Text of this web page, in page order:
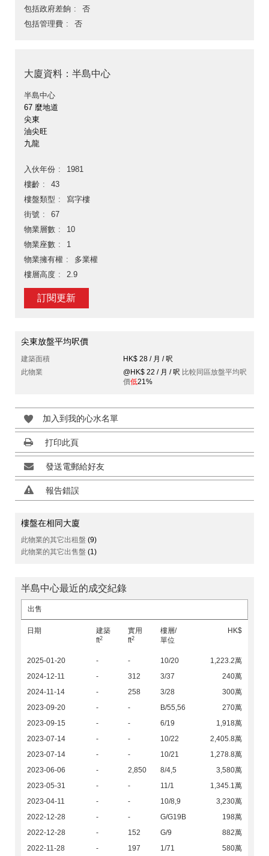
包括政府差餉
否
包括管理費
否
大廈資料：半島中心
半島中心
67 麼地道
尖東
油尖旺
九龍
入伙年份
1981
樓齡
43
樓盤類型
寫字樓
街號
67
物業層數
10
物業座數
1
物業擁有權
多業權
樓層高度
2.9
訂閱更新
尖東放盤平均呎價
建築面積
HK$ 28 / 月 / 呎
此物業
@HK$ 22 / 月 / 呎 比較同區放盤平均呎
價低21%
加入到我的心水名單
打印此頁
發送電郵給好友
報告錯誤
樓盤在相同大廈
此物業的其它出租盤 (9)
此物業的其它出售盤 (1)
半島中心最近的成交紀錄
出售
日期
建築
ft2
實用
ft2
樓層/
單位
HK$
2025-01-20 - - 10/20
1,223.2萬
2024-12-11
- 312 3/37
240萬
2024-11-14
- 258 3/28
300萬
2023-09-20
- - B/55,56
270萬
2023-09-15
- - 6/19
1,918萬
2023-07-14
- - 10/22
2,405.8萬
2023-07-14
- - 10/21
1,278.8萬
2023-06-06
- 2,850 8/4,5
3,580萬
2023-05-31
- - 11/1
1,345.1萬
2023-04-11
- - 10/8,9
3,230萬
2022-12-28
- - G/G19B
198萬
2022-12-28
- 152 G/9
882萬
2022-11-28
- 197 1/71
580萬